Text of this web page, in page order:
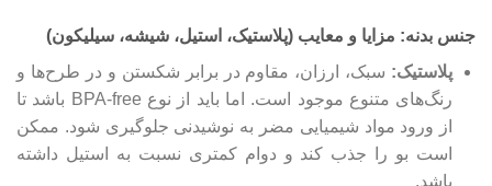
جنس بدنه: مزایا و معایب (پلاستیک، استیل، شیشه، سیلیکون)
پلاستیک: سبک، ارزان، مقاوم در برابر شکستن و در طرح‌ها و
رنگ‌های متنوع موجود است. اما باید از نوع BPA-free باشد تا
از ورود مواد شیمیایی مضر به نوشیدنی جلوگیری شود. ممکن
است بو را جذب کند و دوام کمتری نسبت به استیل داشته
باشد.